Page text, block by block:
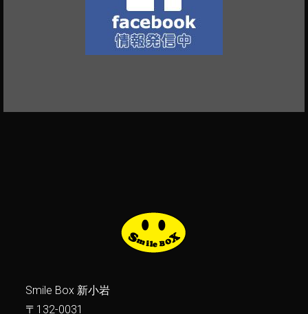
Smile Box 新小岩
〒132-0031